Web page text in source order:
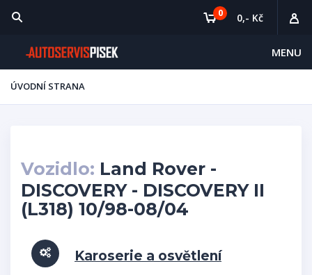
MENU
0 0,- Kč
ÚVODNÍ STRANA
Vozidlo: Land Rover -
DISCOVERY - DISCOVERY II
(L318) 10/98-08/04
Karoserie a osvětlení